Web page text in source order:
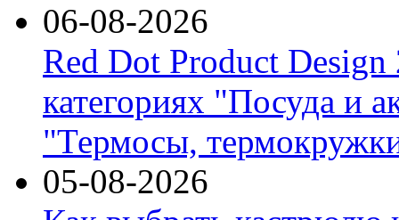
06-08-2026
Red Dot Product Design
категориях "Посуда и
"Термосы,
05-08-2026